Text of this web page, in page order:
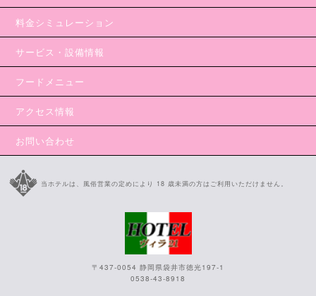
料金シミュレーション
サービス・設備情報
フードメニュー
アクセス情報
お問い合わせ
当ホテルは、風俗営業の定めにより 18 歳未満の方はご利用いただけません。
〒437-0054 静岡県袋井市徳光197-1
0538-43-8918